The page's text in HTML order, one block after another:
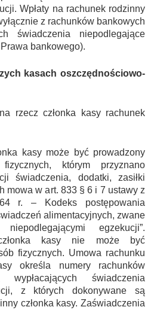
Wpłaty na rachunek rodzinny
z rachunków bankowych
świadczenia niepodlegające
bankowego).
kasach oszczędnościowo-
rzecz członka kasy rachunek
kasy może być prowadzony
którym przyznano
świadczenia, dodatki, zasiłki
mowa w art. 833 § 6 i 7 ustawy z
r. – Kodeks postępowania
alimentacyjnych, zwane
egzekucji”.
kasy nie może być
fizycznych. Umowa rachunku
określa numery rachunków
wypłacających świadczenia
z których dokonywane są
członka kasy. Zaświadczenia